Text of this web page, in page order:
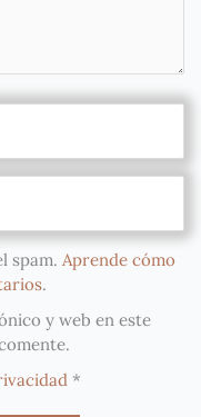
spam. Aprende cómo
.
y web en este
*